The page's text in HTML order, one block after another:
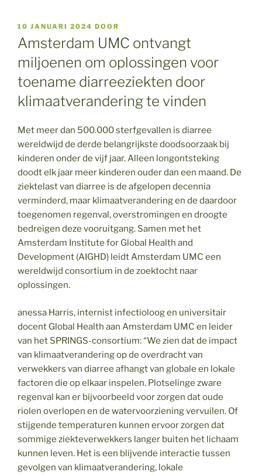
GEPLAATST
OP
10 JANUARI 2024 DOOR
Amsterdam UMC ontvangt
miljoenen om oplossingen voor
toename diarreeziekten door
klimaatverandering te vinden
Met meer dan 500.000 sterfgevallen is diarree
wereldwijd de derde belangrijkste doodsoorzaak bij
kinderen onder de vijf jaar. Alleen longontsteking
doodt elk jaar meer kinderen ouder dan een maand. De
ziektelast van diarree is de afgelopen decennia
verminderd, maar klimaatverandering en de daardoor
toegenomen regenval, overstromingen en droogte
bedreigen deze vooruitgang. Samen met het
Amsterdam Institute for Global Health and
Development (AIGHD) leidt Amsterdam UMC een
wereldwijd consortium in de zoektocht naar
oplossingen.
anessa Harris, internist infectioloog en universitair
docent Global Health aan Amsterdam UMC en leider
van het SPRINGS-consortium: “We zien dat de impact
van klimaatverandering op de overdracht van
verwekkers van diarree afhangt van globale en lokale
factoren die op elkaar inspelen. Plotselinge zware
regenval kan er bijvoorbeeld voor zorgen dat oude
riolen overlopen en de watervoorziening vervuilen. Of
stijgende temperaturen kunnen ervoor zorgen dat
sommige ziekteverwekkers langer buiten het lichaam
kunnen leven. Het is een blijvende interactie tussen
gevolgen van klimaatverandering, lokale